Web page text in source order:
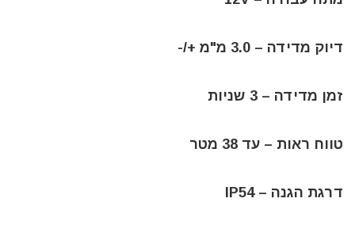
דיוק מדידה – 3.0 מ"מ +/-
זמן מדידה – 3 שניות
טווח ראות – עד 38 מטר
דרגת הגנה – IP54